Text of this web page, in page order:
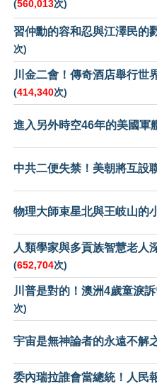
(560,013次)
習仲勳的容和忍與江澤民的
次)
川金二會！傳奇酒店舉行世
(414,340次)
進入另外時空46年的美國軍
中共二便失禁！美朝將互設
物理大師束星北與王岐山的
人類學家與多貢族智慧老人
(652,704次)
川普是對的！澳洲4歲童淚
次)
宇宙是無神論者的永遠不解
委內瑞拉誰會當總統！人民